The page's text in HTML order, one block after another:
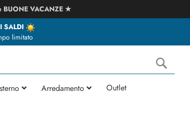
VACANZE ★
SALDI
limitato
Cerca
Arredamento Outlet